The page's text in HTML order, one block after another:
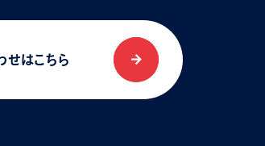
せはこちら